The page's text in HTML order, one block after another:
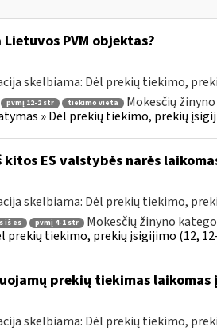
PVM objektas?
skelbiama: Dėl prekių tiekimo,
pvmį 12-2 str tiekimo vieta Mokesčių
» Dėl prekių tiekimo, prekių
ES valstybės narės
skelbiama: Dėl prekių tiekimo,
iš es pvmį 4-1 str Mokesčių žinyno
tiekimo, prekių įsigijimo (12,
prekių tiekimas laikomas
skelbiama: Dėl prekių tiekimo,